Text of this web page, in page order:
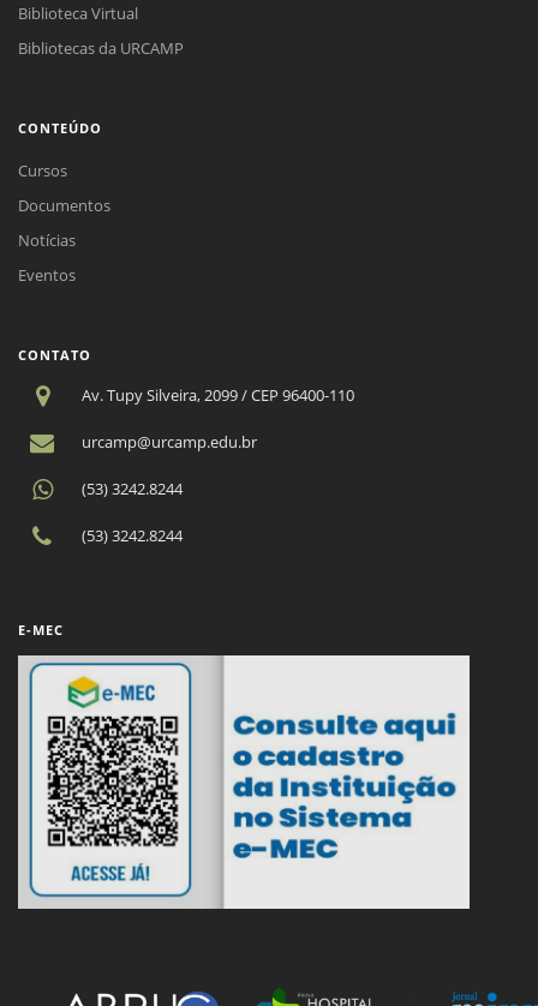
Biblioteca Virtual
Bibliotecas da URCAMP
CONTEÚDO
Cursos
Documentos
Notícias
Eventos
CONTATO
Av. Tupy Silveira, 2099 / CEP 96400-110
urcamp@urcamp.edu.br
(53) 3242.8244
(53) 3242.8244
E-MEC